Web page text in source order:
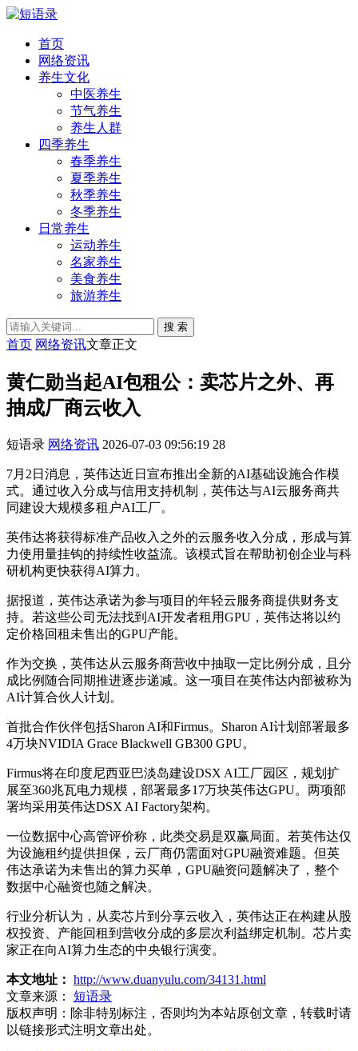
首页
网络资讯
养生文化
中医养生
节气养生
养生人群
四季养生
春季养生
夏季养生
秋季养生
冬季养生
日常养生
运动养生
名家养生
美食养生
旅游养生
搜 索
首页 网络资讯文章正文
黄仁勋当起AI包租公：卖芯片之外、再
抽成厂商云收入
短语录 网络资讯 2026-07-03 09:56:19 28
7月2日消息，英伟达近日宣布推出全新的AI基础设施合作模
式。通过收入分成与信用支持机制，英伟达与AI云服务商共
同建设大规模多租户AI工厂。
英伟达将获得标准产品收入之外的云服务收入分成，形成与算
力使用量挂钩的持续性收益流。该模式旨在帮助初创企业与科
研机构更快获得AI算力。
据报道，英伟达承诺为参与项目的年轻云服务商提供财务支
持。若这些公司无法找到AI开发者租用GPU，英伟达将以约
定价格回租未售出的GPU产能。
作为交换，英伟达从云服务商营收中抽取一定比例分成，且分
成比例随合同期推进逐步递减。这一项目在英伟达内部被称为
AI计算合伙人计划。
首批合作伙伴包括Sharon AI和Firmus。Sharon AI计划部署最多
4万块NVIDIA Grace Blackwell GB300 GPU。
Firmus将在印度尼西亚巴淡岛建设DSX AI工厂园区，规划扩
展至360兆瓦电力规模，部署最多17万块英伟达GPU。两项部
署均采用英伟达DSX AI Factory架构。
一位数据中心高管评价称，此类交易是双赢局面。若英伟达仅
为设施租约提供担保，云厂商仍需面对GPU融资难题。但英
伟达承诺为未售出的算力买单，GPU融资问题解决了，整个
数据中心融资也随之解决。
行业分析认为，从卖芯片到分享云收入，英伟达正在构建从股
权投资、产能回租到营收分成的多层次利益绑定机制。芯片卖
家正在向AI算力生态的中央银行演变。
本文地址： http://www.duanyulu.com/34131.html
文章来源：
短语录
版权声明： 除非特别标注，否则均为本站原创文章，转载时请
以链接形式注明文章出处。